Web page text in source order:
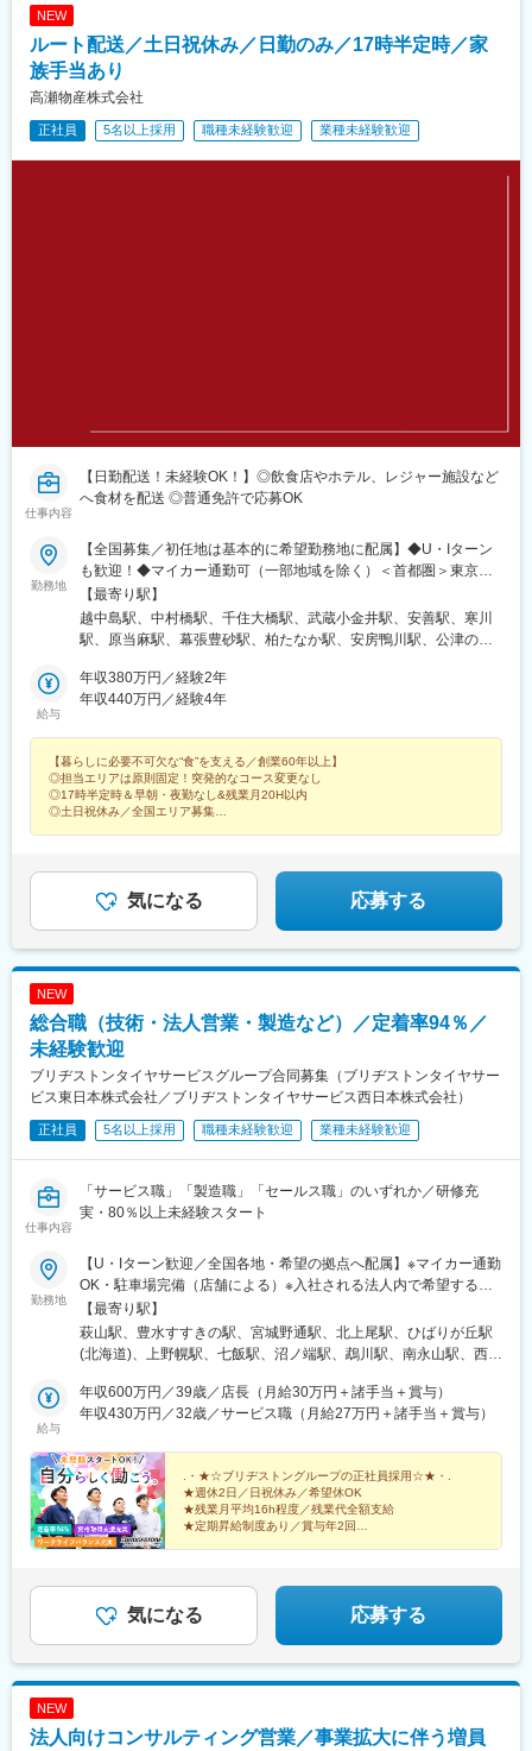
NEW
ルート配送／土日祝休み／日勤のみ／17時半定時／家
族手当あり
高瀬物産株式会社
正社員 5名以上採用 職種未経験歓迎 業種未経験歓迎
仕事内容
【日勤配送！未経験OK！】◎飲食店やホテル、レジャー施設など
へ食材を配送 ◎普通免許で応募OK
勤務地
【全国募集／初任地は基本的に希望勤務地に配属】◆U・Iターン
も歓迎！◆マイカー通勤可（一部地域を除く）＜首都圏＞東京都
江東区/練馬区/足立区/小平市神奈川県横浜市/平塚市/相模原市千葉
県習志野市/柏市/鴨川市/成田市埼玉県さいたま市/熊谷市＜北海道
＞北海道札幌市/旭川市/苫小牧市/帯広市/北見市/亀田郡＜東北＞青
県仙台市岩手県盛岡市/西磐井郡福島県福島市/郡山市/会津若松市/
いわき市＜北関東信越＞栃木県宇都宮市/足利市群馬県高崎市茨城
県中央市静岡県静岡市/駿東郡＜中部＞愛知県名古屋市/豊田市/豊
橋市静岡県浜松市岐阜県羽島郡三重県津市石川県金沢市富山県富
山市＜西日本＞大阪府大阪市京都府京都市兵庫県神戸市岡山県岡
山市広島県広島市福岡県福岡市
【最寄り駅】
越中島駅、中村橋駅、千住大橋駅、武蔵小金井駅、安善駅、寒川
駅、原当麻駅、幕張豊砂駅、柏たなか駅、安房鴨川駅、公津の杜
駅、柏林台駅、西北見駅、青森駅、八戸駅、運動公園前駅(青森
県)、泉外旭川駅、荒井駅(宮城県)、岩手飯岡駅、山ノ目駅、羽前
駅、押切駅、附属中学前駅、御代田駅、広丘駅、小井川駅、新静
岡駅、三島広小路駅、八田駅(関西本線)、北野桝塚駅、浜松駅、岐
南駅、市役所前駅(愛知県)、高茶屋駅、西金沢駅、婦中鵜坂駅、関
目駅、十条駅(京都府・近鉄線)、石屋川駅、備前西市駅、井口駅
野駅、八田駅(名古屋市営)、関目成育駅、上鳥羽口駅、御影駅(兵
庫県・阪神線)、豊島園駅(都営線)、京成関屋駅、武蔵白石駅、新
給与
年収380万円／経験2年
年収440万円／経験4年
【暮らしに必要不可欠な“食”を支える／創業60年以上】
◎担当エリアは原則固定！突発的なコース変更なし
◎17時半定時＆早朝・夜勤なし&残業月20H以内
◎土日祝休み／全国エリア募集
気になる 応募する
NEW
総合職（技術・法人営業・製造など）／定着率94％／
未経験歓迎
ブリヂストンタイヤサービスグループ合同募集（ブリヂストンタイヤサー
ビス東日本株式会社／ブリヂストンタイヤサービス西日本株式会社）
正社員 5名以上採用 職種未経験歓迎 業種未経験歓迎
仕事内容
「サービス職」「製造職」「セールス職」のいずれか／研修充
実・80％以上未経験スタート
勤務地
【U・Iターン歓迎／全国各地・希望の拠点へ配属】※マイカー通勤
OK・駐車場完備（店舗による）※入社される法人内で希望する勤
務地への配属です※受動喫煙対策：敷地内全面禁煙★「サービス
職」「セールス職」は全国161の当社拠点・店舗にて勤務いただ
きます。＜ブリヂストンタイヤサービス東日本＞【サービス職／
県、福島県■首都圏支社東京都、神奈川県、千葉県、山梨県■関東
支社埼玉県、茨城県、新潟県【製造職】福島県（郡山市）の工場
【サービス職／セールス職】■中部支社愛知県、静岡県、三重県、
岐阜県■近畿支社京都府、滋賀県、大阪府、兵庫県、和歌山県■中
四国支社広島県、岡山県、香川県、愛媛県、徳島県■九州支社福岡
県、佐賀県、熊本県、鹿児島県、大分県【製造職】愛知県（東海
市・豊橋市）、佐賀県（三養基郡上峰町）の工場
【最寄り駅】
萩山駅、豊水すすきの駅、宮城野通駅、北上尾駅、ひばりが丘駅
(北海道)、上野幌駅、七飯駅、沼ノ端駅、鵡川駅、南永山駅、西北
駅、福田町駅、多賀城駅、中野栄駅、瀬上駅、五百川駅、須賀川
駅、新白河駅、泉駅(常磐線)、安子ケ島駅、大井競馬場前駅、葛西
駅、小島新田駅、大口駅、元町・中華街駅、松田駅、社家駅、小
机駅、上溝駅、鶴間駅、芝山千代田駅、清水公園駅、二俣新町
駅、姉ケ崎駅、君津駅、志津駅、八千代中央駅、浜野駅、ちはら
台駅、常永駅、南甲府駅、八潮駅、仏子駅、入曽駅、南越谷駅、
東武動物公園駅、ソシオ流通センター駅、和銅黒谷駅、児玉駅、
内原駅、大甕駅、六日町駅、浦佐駅、東新潟駅、巻駅、東新津
駅、春日山駅、高田駅(新潟県)、東光寺駅、宮内駅(新潟県)、佐々
大久保駅(京都府)、栗東駅、三雲駅、高宮駅(滋賀県)、長浜駅、星
給与
年収600万円／39歳／店長（月給30万円＋諸手当＋賞与）
年収430万円／32歳／サービス職（月給27万円＋諸手当＋賞与）
.・★☆ブリヂストングループの正社員採用☆★・.
★週休2日／日祝休み／希望休OK
★残業月平均16h程度／残業代全額支給
★定期昇給制度あり／賞与年2回
気になる 応募する
NEW
法人向けコンサルティング営業／事業拡大に伴う増員